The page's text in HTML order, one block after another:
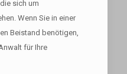
sich um
Wenn Sie in einer
Beistand benötigen,
für Ihre